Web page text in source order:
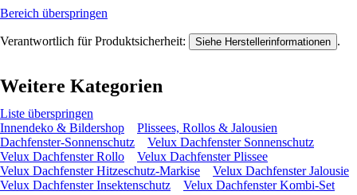
Bereich überspringen
Verantwortlich für Produktsicherheit: Siehe Herstellerinformationen .
Weitere Kategorien
Liste überspringen
Innendeko & Bildershop
Plissees, Rollos & Jalousien
Dachfenster-Sonnenschutz
Velux Dachfenster Sonnenschutz
Velux Dachfenster Rollo
Velux Dachfenster Plissee
Velux Dachfenster Hitzeschutz-Markise
Velux Dachfenster Jalousie
Velux Dachfenster Insektenschutz
Velux Dachfenster Kombi-Set